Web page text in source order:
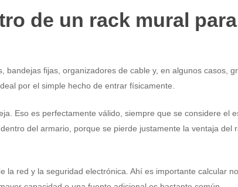
de un rack mural para
fijas, organizadores de cable y, en algunos casos,
por el simple hecho de entrar físicamente.
Eso es perfectamente válido, siempre que se considere el
del armario, porque se pierde justamente la ventaja del
la red y la seguridad electrónica. Ahí es importante calcular